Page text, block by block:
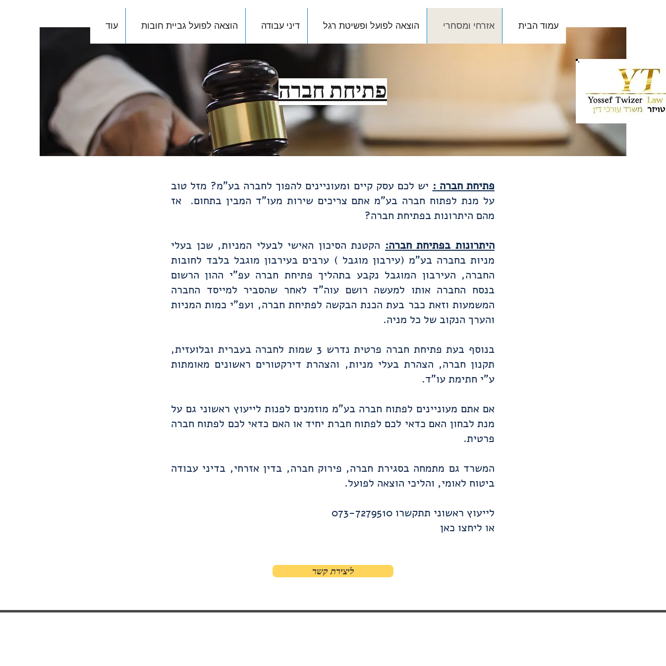
פתיחת חברה
פתיחת חברה : יש לכם עסק קיים ומעוניינים להפוך לחברה בע"מ? מזל טוב
על מנת לפתוח חברה בע"מ אתם צריכים שירות מעו"ד המבין בתחום. אז
מהם היתרונות בפתיחת חברה?
היתרונות בפתיחת חברה: הקטנת הסיכון האישי לבעלי המניות, שכן בעלי
מניות בחברה בע"מ (עירבון מוגבל ) ערבים בעירבון מוגבל בלבד לחובות
החברה, העירבון המוגבל נקבע בתהליך פתיחת חברה עפ"י ההון הרשום
בנסח החברה אותו למעשה רושם עוה"ד לאחר שהסביר למייסד החברה
המשמעות וזאת כבר בעת הכנת הבקשה לפתיחת חברה, ועפ"י כמות המניות
והערך הנקוב של כל מניה.
בנוסף בעת פתיחת חברה פרטית נדרש 3 שמות לחברה בעברית ובלועזית,
תקנון חברה, הצהרת בעלי מניות, והצהרת דירקטורים ראשונים מאומתות
ע"י חתימת עו"ד.
אם אתם מעוניינים לפתוח חברה בע"מ מוזמנים לפנות לייעוץ ראשוני גם על
מנת לבחון האם כדאי לכם לפתוח חברת יחיד או האם כדאי לכם לפתוח חברה
פרטית.
המשרד גם מתמחה בסגירת חברה, פירוק חברה, בדין אזרחי, בדיני עבודה
ביטוח לאומי, והליכי הוצאה לפועל.
לייעוץ ראשוני תתקשרו 073-7279510
או ליחצו כאן
ליצירת קשר
עמוד הבית אזרחי ומסחרי הוצאה לפועל ופשיטת רגל דיני עבודה הוצאה לפועל גביית חובות עוד